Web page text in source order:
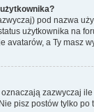
pod nazwa
użytkownika na
avatarów, a Ty
zazwyczaj
pisz postów tylko